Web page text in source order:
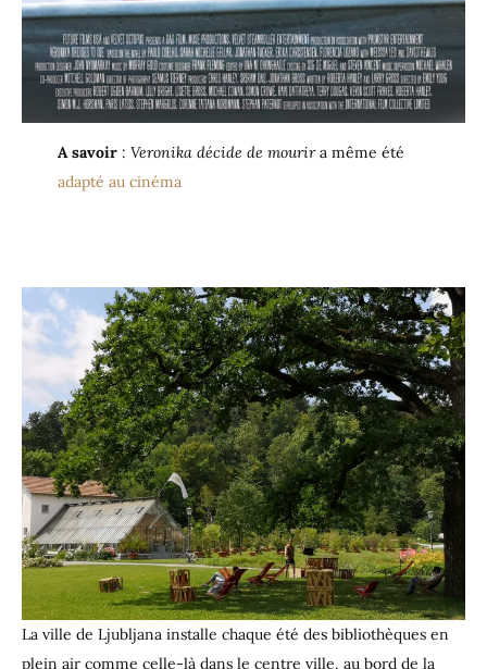
A savoir: Veronika décide de mourira même été
adapté au cinéma
La ville de Ljubljana installe chaque été des bibliothèques en
plein air comme celle-là dans le centre ville, au bord de la